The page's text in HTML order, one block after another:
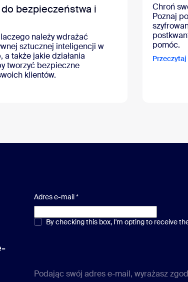
bezpieczeństwa i
należy wdrażać
sztucznej inteligencji w
a także jakie działania
tworzyć bezpieczne
klientów.
Chroń
Poznaj
pomóc.
Adres e-mail*
Pytania jednokrotnego lub wielokrotnego wyboru
By checking this box, I'm opting to receive
Podając swój adres e-mail, wyrażasz